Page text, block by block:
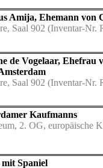
Amija, Ehemann von
Saal 902 (Inventar-Nr.
de Vogelaar, Ehefrau
Saal 902 (Inventar-Nr.
Kaufmanns
2. OG, europäische
Spaniel